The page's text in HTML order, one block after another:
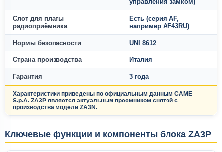
управления замком)
Слот для платы
радиоприёмника
Есть (серия AF,
например AF43RU)
Нормы безопасности UNI 8612
Страна производства Италия
Гарантия 3 года
Характеристики приведены по официальным данным CAME
S.p.A. ZA3P является актуальным преемником снятой с
производства модели ZA3N.
Ключевые функции и компоненты блока ZA3P